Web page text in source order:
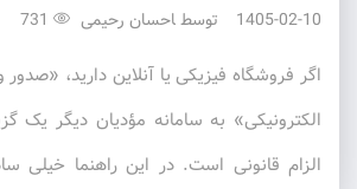
1405-02-10 توسط احسان رحیمی
اگر فروشگاه فیزیکی یا آنلاین دارید،
الکترونیکی» به سامانه مؤدیان دیگر یک
الزام قانونی است. در این راهنما خیلی